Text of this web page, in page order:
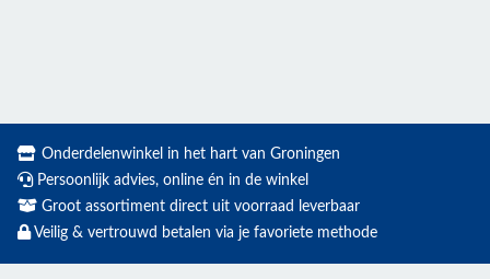
Onderdelenwinkel in het hart van Groningen
Persoonlijk advies, online én in de winkel
Groot assortiment direct uit voorraad leverbaar
Veilig & vertrouwd betalen via je favoriete methode